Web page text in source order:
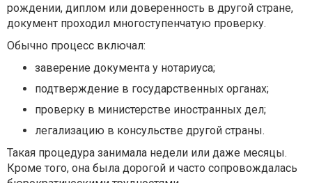
рождении, диплом или доверенность в другой стране,
документ проходил многоступенчатую проверку.
Обычно процесс включал:
заверение документа у нотариуса;
подтверждение в государственных органах;
проверку в министерстве иностранных дел;
легализацию в консульстве другой страны.
Такая процедура занимала недели или даже месяцы.
Кроме того, она была дорогой и часто сопровождалась